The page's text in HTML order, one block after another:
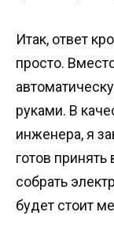
Итак, ответ
просто.
руками. В
инженера, я
готов
собрать
будет стоит